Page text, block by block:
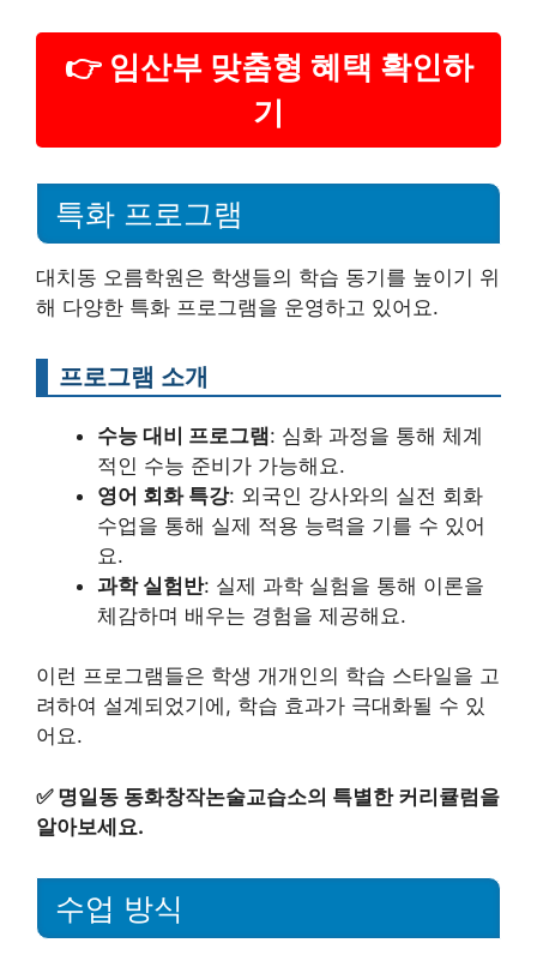
👉 임산부 맞춤형 혜택 확인하
기
특화 프로그램
대치동 오름학원은 학생들의 학습 동기를 높이기 위
해 다양한 특화 프로그램을 운영하고 있어요.
프로그램 소개
수능 대비 프로그램: 심화 과정을 통해 체계
적인 수능 준비가 가능해요.
영어 회화 특강: 외국인 강사와의 실전 회화
수업을 통해 실제 적용 능력을 기를 수 있어
요.
과학 실험반: 실제 과학 실험을 통해 이론을
체감하며 배우는 경험을 제공해요.
이런 프로그램들은 학생 개개인의 학습 스타일을 고
려하여 설계되었기에, 학습 효과가 극대화될 수 있
어요.
✅ 명일동 동화창작논술교습소의 특별한 커리큘럼을
알아보세요.
수업 방식